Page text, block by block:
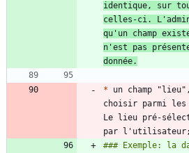
identique, sur
celles-ci.
qu'un champ
n'est pas
donnée.
* un champ
choisir parmi
Le lieu pré-
### Exemple: la